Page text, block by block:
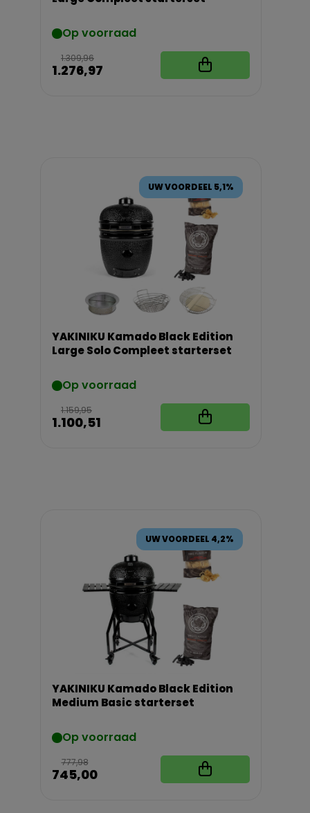
Op voorraad
1.309,96
1.276,97
UW VOORDEEL 5,1%
YAKINIKU Kamado Black Edition
Large Solo Compleet starterset
Op voorraad
1.159,95
1.100,51
UW VOORDEEL 4,2%
YAKINIKU Kamado Black Edition
Medium Basic starterset
Op voorraad
777,98
745,00